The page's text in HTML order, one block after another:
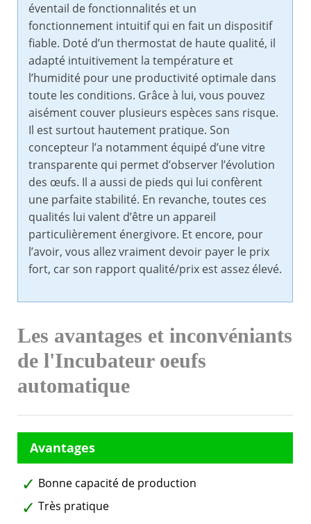
éventail de fonctionnalités et un
fonctionnement intuitif qui en fait un dispositif
fiable. Doté d’un thermostat de haute qualité, il
adapté intuitivement la température et
l’humidité pour une productivité optimale dans
toute les conditions. Grâce à lui, vous pouvez
aisément couver plusieurs espèces sans risque.
Il est surtout hautement pratique. Son
concepteur l’a notamment équipé d’une vitre
transparente qui permet d’observer l’évolution
des œufs. Il a aussi de pieds qui lui confèrent
une parfaite stabilité. En revanche, toutes ces
qualités lui valent d’être un appareil
particulièrement énergivore. Et encore, pour
l’avoir, vous allez vraiment devoir payer le prix
fort, car son rapport qualité/prix est assez élevé.
Les avantages et inconvéniants
de l'Incubateur oeufs
automatique
Bonne capacité de production
Très pratique